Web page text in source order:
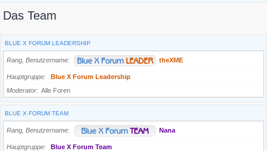
Das Team
BLUE X FORUM LEADERSHIP
Rang, Benutzername theXME
Hauptgruppe
Blue X Forum Leadership
Moderator
Alle Foren
BLUE X FORUM TEAM
Rang, Benutzername Nana
Hauptgruppe
Blue X Forum Team